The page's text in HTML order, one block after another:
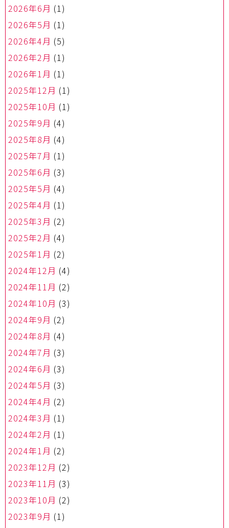
2026年6月 (1)
2026年5月 (1)
2026年4月 (5)
2026年2月 (1)
2026年1月 (1)
2025年12月 (1)
2025年10月 (1)
2025年9月 (4)
2025年8月 (4)
2025年7月 (1)
2025年6月 (3)
2025年5月 (4)
2025年4月 (1)
2025年3月 (2)
2025年2月 (4)
2025年1月 (2)
2024年12月 (4)
2024年11月 (2)
2024年10月 (3)
2024年9月 (2)
2024年8月 (4)
2024年7月 (3)
2024年6月 (3)
2024年5月 (3)
2024年4月 (2)
2024年3月 (1)
2024年2月 (1)
2024年1月 (2)
2023年12月 (2)
2023年11月 (3)
2023年10月 (2)
2023年9月 (1)